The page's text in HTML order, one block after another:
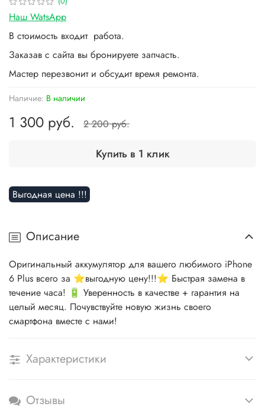
Наличие: В наличии
Выгодная цена !!!
1 300 руб. 2 200 руб.
Купить в 1 клик
Наш WatsApp
В стоимость входит работа.
Заказав с сайта вы бронируете запчасть.
Мастер перезвонит и обсудит время ремонта.
Описание
Оригинальный аккумулятор для вашего любимого iPhone
6 Plus всего за ⭐выгодную цену!!!⭐ Быстрая замена в
течение часа! 🔋 Уверенность в качестве + гарантия на
целый месяц. Почувствуйте новую жизнь своего
смартфона вместе с нами!
Характеристики
Отзывы